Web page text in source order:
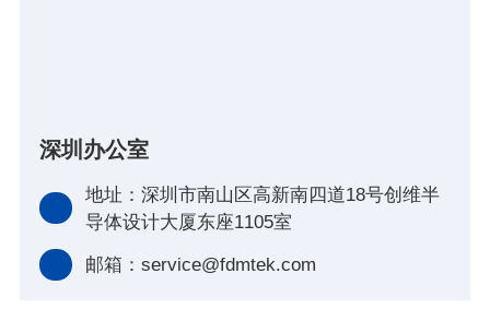
深圳办公室
地址：深圳市南山区高新南四道18号创维半
导体设计大厦东座1105室
邮箱：service@fdmtek.com